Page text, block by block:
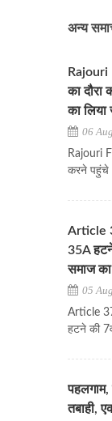
अन्य
Rajouri
का
का लिया
06
Rajouri
करने पहुंचे
Article
35A हटने
समाज
05
Article
हटने की
तबाही,